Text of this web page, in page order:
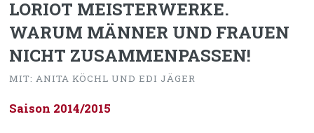
LORIOT MEISTERWERKE.
WARUM MÄNNER UND FRAUEN
NICHT ZUSAMMENPASSEN!
MIT: ANITA KÖCHL UND EDI JÄGER
Saison 2014/2015